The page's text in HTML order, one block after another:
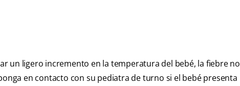
un ligero incremento en la temperatura del bebé, la fiebre no
en contacto con su pediatra de turno si el bebé presenta